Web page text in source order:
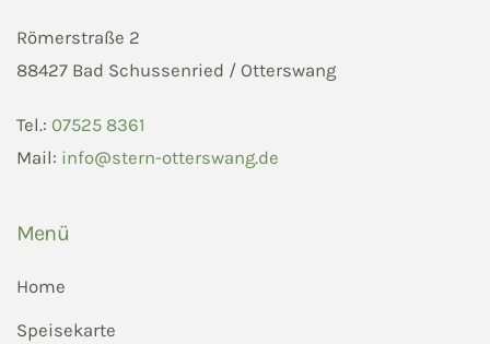
Römerstraße 2
88427 Bad Schussenried / Otterswang
Tel.: 07525 8361
Mail: info@stern-otterswang.de
Menü
Home
Speisekarte